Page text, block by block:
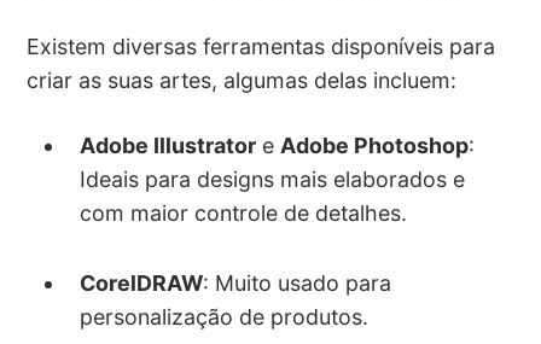
Existem diversas ferramentas disponíveis para
criar as suas artes, algumas delas incluem:
Adobe Illustratore Adobe Photoshop:
Ideais para designs mais elaborados e
com maior controle de detalhes.
CorelDRAW: Muito usado para
personalização de produtos.